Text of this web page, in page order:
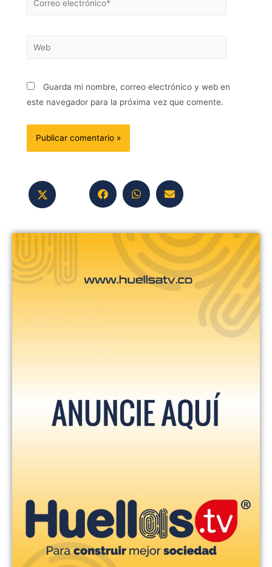
Guarda mi nombre, correo electrónico y web en
este navegador para la próxima vez que comente.